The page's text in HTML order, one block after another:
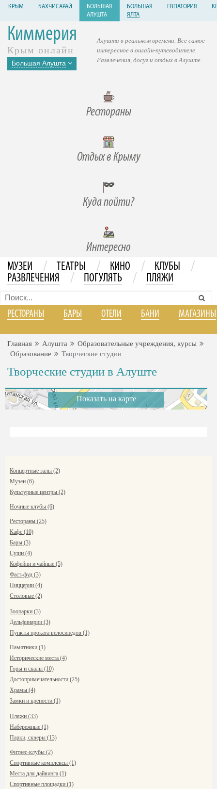
КРЫМ БАХЧИСАРАЙ
БОЛЬШАЯ
АЛУШТА
БОЛЬШАЯ
ЯЛТА
ЕВПАТОРИЯ
Киммерия
Крым онлайн
Большая Алушта
Рестораны
Отдых в Крыму
Куда пойти?
Интересно
Алушта в реальном времени. Все самое
интересное в онлайн-путеводителе.
Развлечения, досуг и отдых в Алуште.
МУЗЕИ / ТЕАТРЫ / КИНО / КЛУБЫ /
РАЗВЛЕЧЕНИЯ / ПОГУЛЯТЬ / ПЛЯЖИ
РЕСТОРАНЫ БАРЫ ОТЕЛИ БАНИ МАГАЗИНЫ
Главная Алушта
Образовательные учреждения, курсы
Образование
Творческие студии
Творческие студии в Алуште
Показать на карте
Концертные залы (2)
Музеи (6)
Культурные центры (2)
Ночные клубы (6)
Рестораны (25)
Кафе (10)
Бары (3)
Суши (4)
Кофейни и чайные (5)
Фаст-фуд (3)
Пиццерии (4)
Столовые (2)
Зоопарки (3)
Дельфинарии (3)
Пункты проката велосипедов (1)
Памятники (1)
Исторические места (4)
Горы и скалы (10)
Достопримечательности (25)
Храмы (4)
Замки и крепости (1)
Пляжи (33)
Набережные (1)
Парки, скверы (13)
Фитнес-клубы (2)
Спортивные комплексы (1)
Места для дайвинга (1)
Спортивные площадки (1)